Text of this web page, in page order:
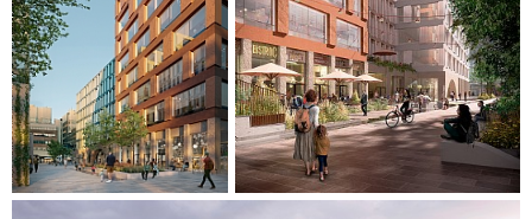
nicht nur für den verringerten CO²-Fußabdruck des neuen
Gebäudes bei Herstellung und dem Betrieb, sondern auch
für den kulturellen Aspekt. Die Struktur von Centralstaden
und seine geografische Lage bieten großes Potenzial für die
Ansiedlung von Unternehmen, Betrieben, Institutionen und
Menschen, die das gemeinsame Ziel verfolgen, eine bessere
Welt zu schaffen. An Schwedens größtem öffentlichen